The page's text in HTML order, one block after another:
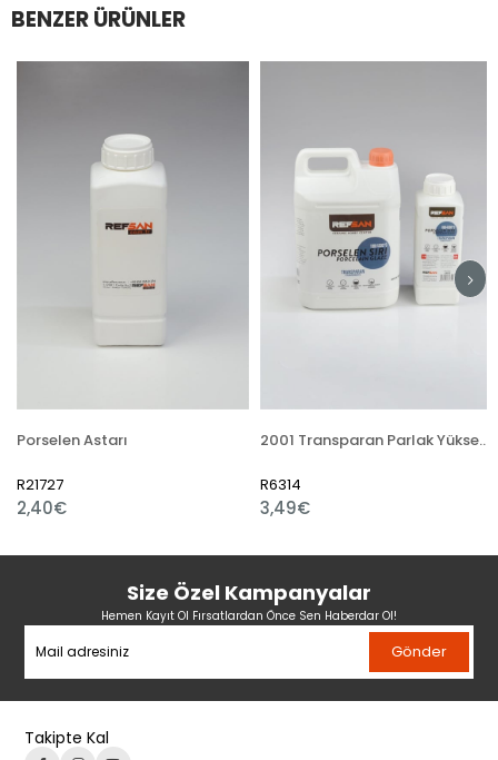
BENZER ÜRÜNLER
Porselen Astarı
R21727
2,40€
2001 Transparan Parlak Yüksek Derece Sır Hazır Sıvı
R6314
3,49€
Size Özel Kampanyalar
Hemen Kayıt Ol Fırsatlardan Önce Sen Haberdar Ol!
Gönder
Takipte Kal